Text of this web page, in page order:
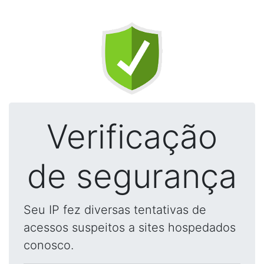
Verificação
de segurança
Seu IP fez diversas tentativas de
acessos suspeitos a sites hospedados
conosco.